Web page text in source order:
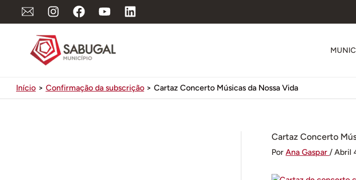
Início Confirmação da subscrição Cartaz Concerto Músicas da Nossa Vida
Cartaz Concerto
Por Ana Gaspar / Abril